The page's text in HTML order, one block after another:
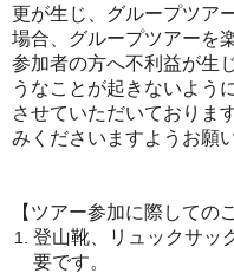
更が生じ、グループツア
場合、グループツアーを
参加者の方へ不利益が生
うなことが起きないよう
させていただいておりま
みくださいますようお願
【ツアー参加に際しての
登山靴、リュックサッ
要です。